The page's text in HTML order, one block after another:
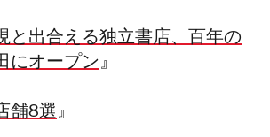
と出合える独立書店、百年の
にオープン』
舗8選』